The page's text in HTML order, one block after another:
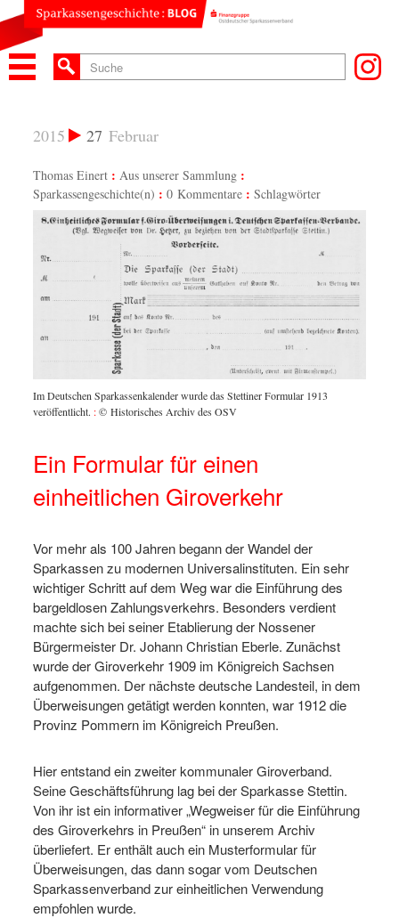
27 Februar
2015
Thomas Einert
Aus unserer Sammlung
Sparkassengeschichte(n)
0 Kommentare Schlagwörter
Im Deutschen Sparkassenkalender wurde das Stettiner Formular 1913
veröffentlicht. :© Historisches Archiv des OSV
Ein Formular für einen
einheitlichen Giroverkehr
Vor mehr als 100 Jahren begann der Wandel der
Sparkassen zu modernen Universalinstituten. Ein sehr
wichtiger Schritt auf dem Weg war die Einführung des
bargeldlosen Zahlungsverkehrs. Besonders verdient
machte sich bei seiner Etablierung der Nossener
Bürgermeister Dr. Johann Christian Eberle. Zunächst
wurde der Giroverkehr 1909 im Königreich Sachsen
aufgenommen. Der nächste deutsche Landesteil, in dem
Überweisungen getätigt werden konnten, war 1912 die
Provinz Pommern im Königreich Preußen.
Hier entstand ein zweiter kommunaler Giroverband.
Seine Geschäftsführung lag bei der Sparkasse Stettin.
Von ihr ist ein informativer „Wegweiser für die Einführung
des Giroverkehrs in Preußen“ in unserem Archiv
überliefert. Er enthält auch ein Musterformular für
Überweisungen, das dann sogar vom Deutschen
Sparkassenverband zur einheitlichen Verwendung
empfohlen wurde.